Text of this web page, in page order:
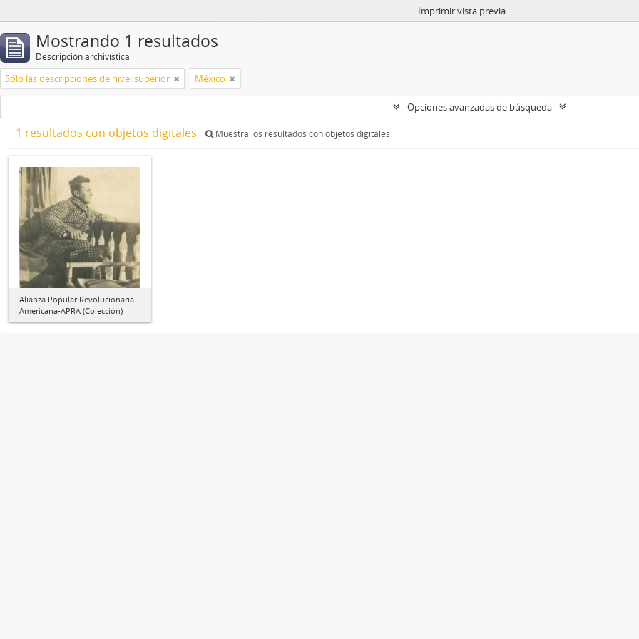
Imprimir vista previa
Mostrando 1 resultados
Descripción archivística
Sólo las descripciones de nivel superior México
Opciones avanzadas de búsqueda
1 resultados con objetos digitales Muestra los resultados con objetos digitales
Alianza Popular Revolucionaria
Americana-APRA (Colección)